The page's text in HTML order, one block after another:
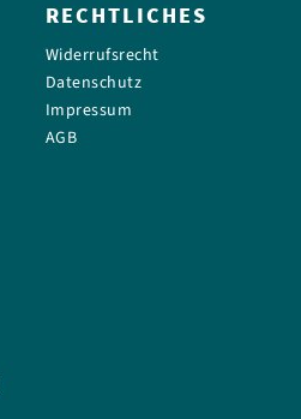
RECHTLICHES
Widerrufsrecht
Datenschutz
Impressum
AGB